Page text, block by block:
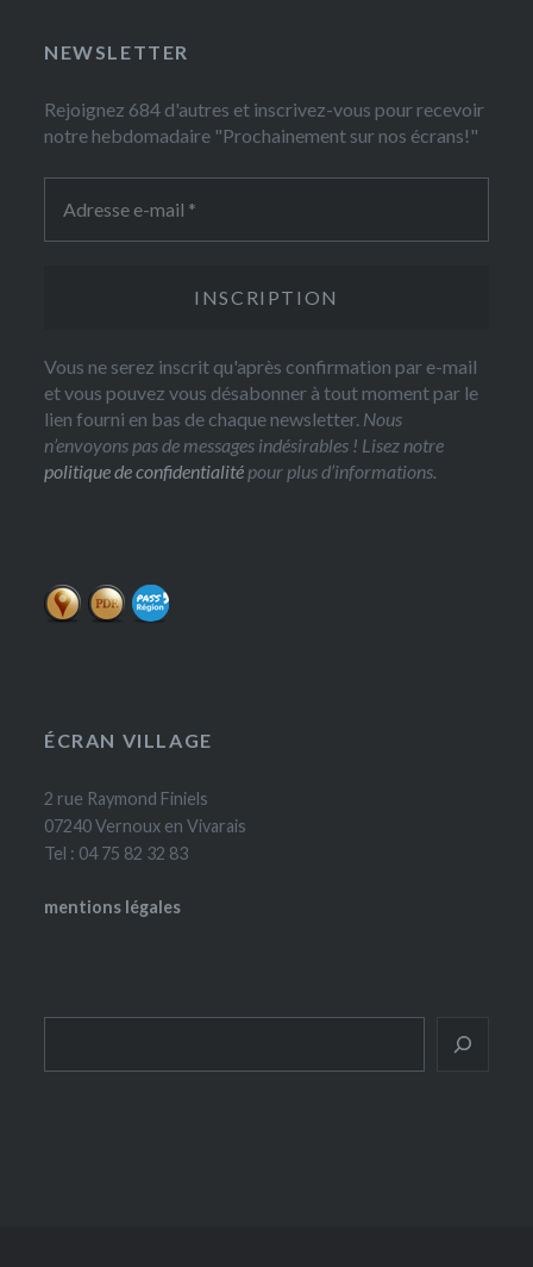
NEWSLETTER
Rejoignez 684 d'autres et inscrivez-vous pour recevoir
notre hebdomadaire "Prochainement sur nos écrans!"
Vous ne serez inscrit qu'après confirmation par e-mail
et vous pouvez vous désabonner à tout moment par le
lien fourni en bas de chaque newsletter. Nous
n’envoyons pas de messages indésirables ! Lisez notre
politique de confidentialité pour plus d’informations.
ÉCRAN VILLAGE
2 rue Raymond Finiels
07240 Vernoux en Vivarais
Tel : 04 75 82 32 83
mentions légales